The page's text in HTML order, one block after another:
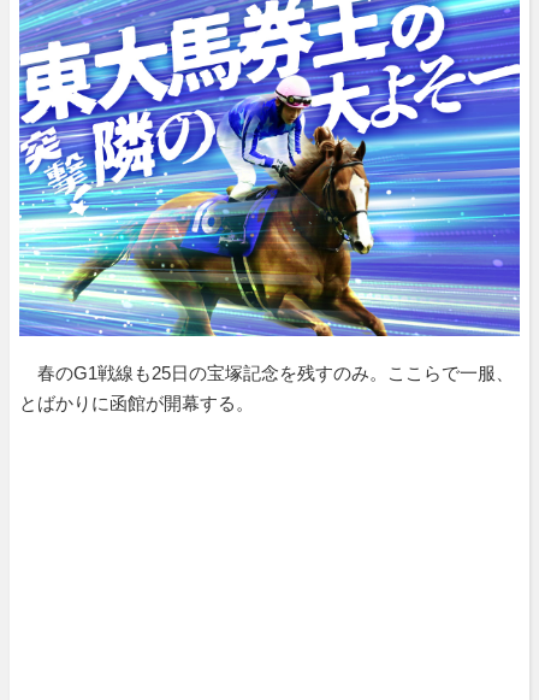
春のG1戦線も25日の宝塚記念を残すのみ。ここらで一服、
とばかりに函館が開幕する。